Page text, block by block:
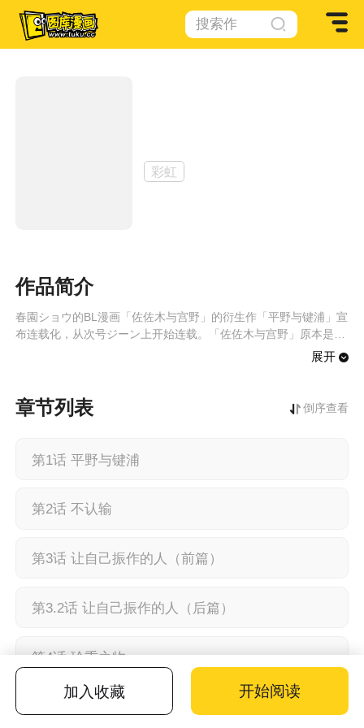
搜索作
品
彩虹
作品简介
春園ショウ的BL漫画「佐佐木与宫野」的衍生作「平野与键浦」宣
布连载化，从次号ジーン上开始连载。「佐佐木与宫野」原本是作
者在PIXIV上画的一些小故事，后来网络连载后才逐步丰富内容成
展开
章节列表 倒序查看
第1话 平野与键浦
第2话 不认输
第3话 让自己振作的人（前篇）
第3.2话 让自己振作的人（后篇）
第4话 珍重之物
加入收藏 开始阅读